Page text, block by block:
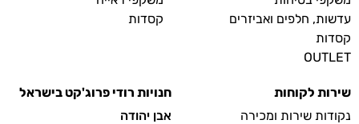
עדשות, חלפים ואביזרים
קסדות
OUTLET
קסדות
שירות לקוחות
נקודות שירות ומכירה
חנויות רודי פרוג'קט בישראל
אבן יהודה